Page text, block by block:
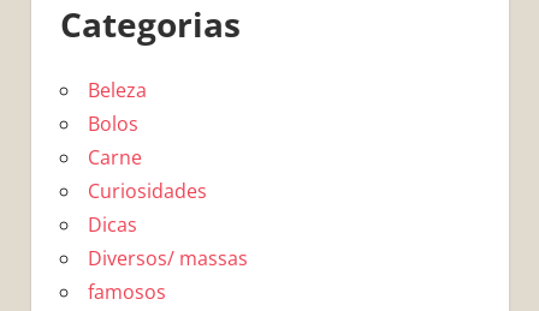
Categorias
Beleza
Bolos
Carne
Curiosidades
Dicas
Diversos/ massas
famosos